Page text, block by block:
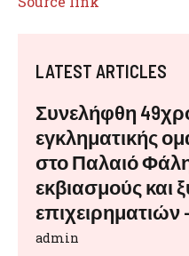
LATEST ARTICLES
Συνελήφθη
εγκληματικής
στο Παλαιό
εκβιασμούς και
επιχειρηματιών
admin